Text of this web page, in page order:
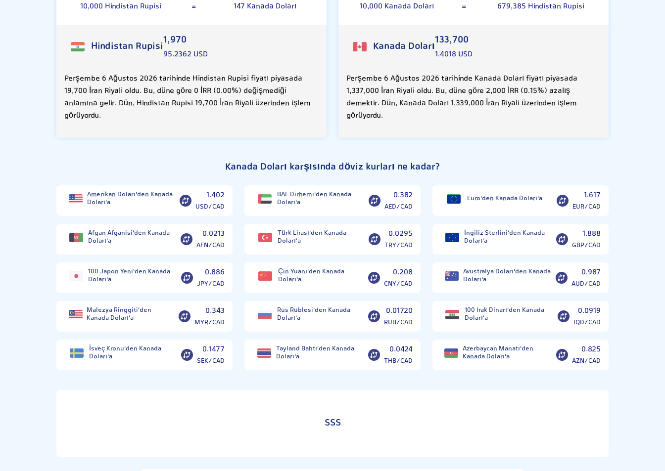
10,000 Hindistan Rupisi
= 147 Kanada Doları
Hindistan Rupisi1,970
95.2362 USD
Perşembe 6 Ağustos 2026 tarihinde Hindistan Rupisi fiyatı piyasada
19,700 İran Riyali oldu. Bu, düne göre 0 İRR (0.00%) değişmediği
anlamına gelir. Dün, Hindistan Rupisi 19,700 İran Riyali üzerinden işlem
görüyordu.
10,000 Kanada Doları
= 679,385 Hindistan Rupisi
Kanada Doları133,700
1.4018 USD
Perşembe 6 Ağustos 2026 tarihinde Kanada Doları fiyatı piyasada
1,337,000 İran Riyali oldu. Bu, düne göre 2,000 İRR (0.15%) azalış
demektir. Dün, Kanada Doları 1,339,000 İran Riyali üzerinden işlem
görüyordu.
Kanada Doları karşısında döviz kurları ne kadar?
Amerikan Doları'den Kanada
Doları'a
1.402
USD/CAD
BAE Dirhemi'den Kanada
Doları'a
0.382
AED/CAD
Euro'den Kanada Doları'a 1.617
EUR/CAD
Afgan Afganisi'den Kanada
Doları'a
0.0213
AFN/CAD
Türk Lirası'den Kanada
Doları'a
0.0295
TRY/CAD
İngiliz Sterlini'den Kanada
Doları'a
1.888
GBP/CAD
100 Japon Yeni'den Kanada
Doları'a
0.886
JPY/CAD
Çin Yuanı'den Kanada
Doları'a
0.208
CNY/CAD
Avustralya Doları'den Kanada
Doları'a
0.987
AUD/CAD
Malezya Ringgiti'den
Kanada Doları'a
0.343
MYR/CAD
Rus Rublesi'den Kanada
Doları'a
0.01720
RUB/CAD
100 Irak Dinarı'den Kanada
Doları'a
0.0919
IQD/CAD
İsveç Kronu'den Kanada
Doları'a
0.1477
SEK/CAD
Tayland Bahtı'den Kanada
Doları'a
0.0424
THB/CAD
Azerbaycan Manatı'den
Kanada Doları'a
0.825
AZN/CAD
SSS